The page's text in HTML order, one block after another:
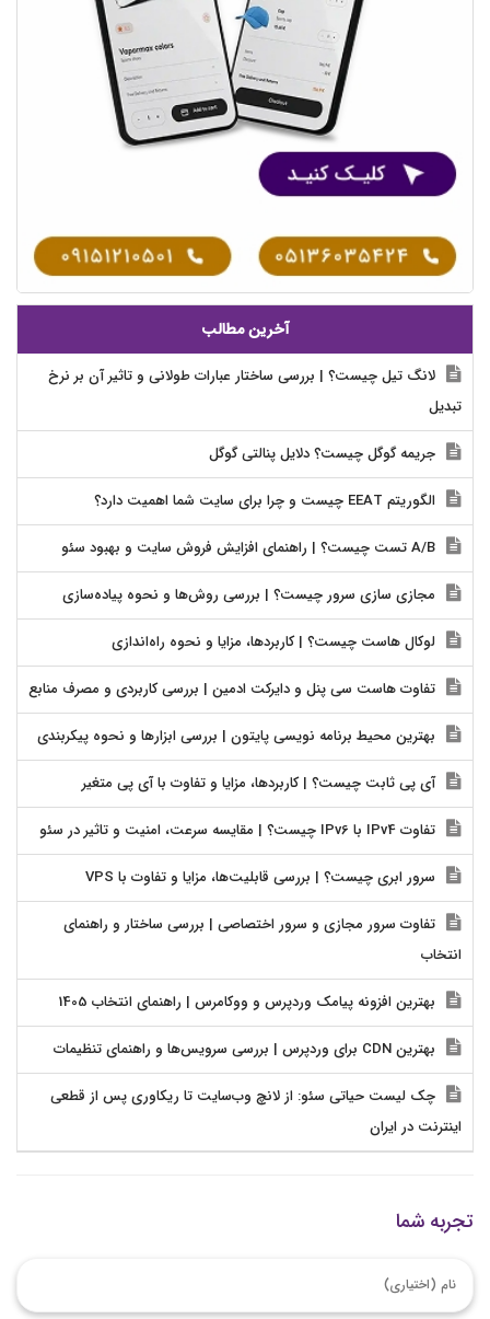
آخرین مطالب
لانگ تیل چیست؟ | بررسی ساختار عبارات طولانی و تاثیر آن بر نرخ
تبدیل
جریمه گوگل چیست؟ دلایل پنالتی گوگل
الگوریتم EEAT چیست و چرا برای سایت شما اهمیت دارد؟
مجازی سازی سرور چیست؟ | بررسی روش‌ها و نحوه پیاده‌سازی
لوکال هاست چیست؟ | کاربردها، مزایا و نحوه راه‌اندازی
تفاوت هاست سی پنل و دایرکت ادمین | بررسی کاربردی و مصرف منابع
بهترین محیط برنامه نویسی پایتون | بررسی ابزارها و نحوه پیکربندی
آی پی ثابت چیست؟ | کاربردها، مزایا و تفاوت با آی پی متغیر
تفاوت IPv4 با IPv6 چیست؟ | مقایسه سرعت، امنیت و تاثیر در سئو
سرور ابری چیست؟ | بررسی قابلیت‌ها، مزایا و تفاوت با VPS
تفاوت سرور مجازی و سرور اختصاصی | بررسی ساختار و راهنمای
انتخاب
بهترین افزونه پیامک وردپرس و ووکامرس | راهنمای انتخاب 1405
بهترین CDN برای وردپرس | بررسی سرویس‌ها و راهنمای تنظیمات
چک لیست حیاتی سئو: از لانچ وب‌سایت تا ریکاوری پس از قطعی
اینترنت در ایران
تجربه شما